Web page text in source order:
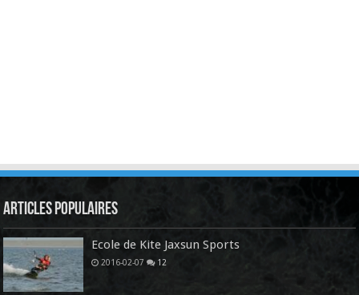
Articles Populaires
Ecole de Kite Jaxsun Sports
2016-02-07 12